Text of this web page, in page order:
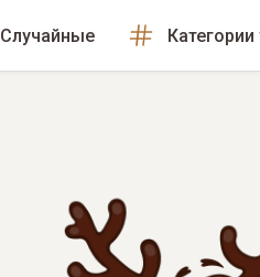
Случайные Категории